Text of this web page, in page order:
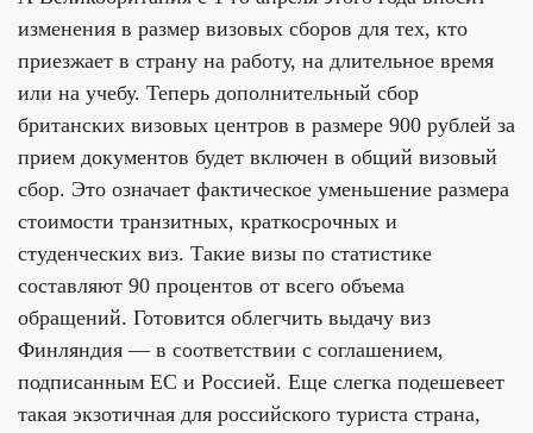
изменения в размер визовых сборов для тех, кто
приезжает в страну на работу, на длительное время
или на учебу. Теперь дополнительный сбор
британских визовых центров в размере 900 рублей за
прием документов будет включен в общий визовый
сбор. Это означает фактическое уменьшение размера
стоимости транзитных, краткосрочных и
студенческих виз. Такие визы по статистике
составляют 90 процентов от всего объема
обращений. Готовится облегчить выдачу виз
Финляндия — в соответствии с соглашением,
подписанным ЕС и Россией. Еще слегка подешевеет
такая экзотичная для российского туриста страна,